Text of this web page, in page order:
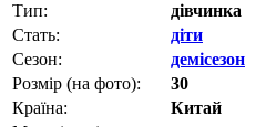
Тип:
дівчинка
Стать:
діти
Сезон:
демісезон
Розмір (на фото):
30
Країна:
Китай